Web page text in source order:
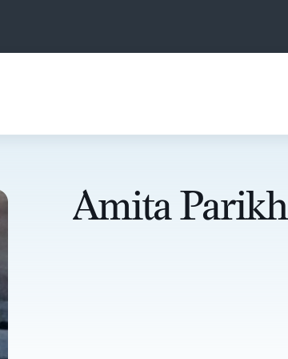
Amita Parikh